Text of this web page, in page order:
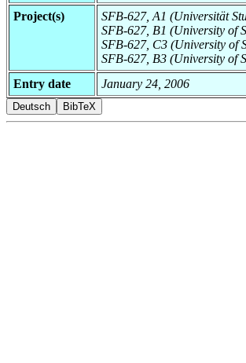
Project(s)
SFB-627, A1 (Universität
SFB-627, B1 (University of
SFB-627, C3 (University of
SFB-627, B3 (University of
Entry date
January 24, 2006